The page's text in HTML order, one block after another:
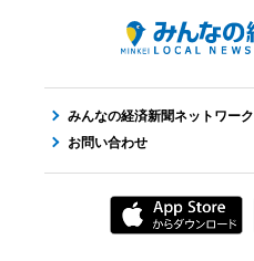
みんなの経済新聞ネットワーク
お問い合わせ